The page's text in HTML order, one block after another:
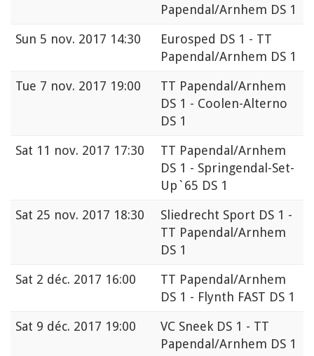
Papendal/Arnhem DS 1
Sun 5 nov. 2017 14:30
Eurosped DS 1 - TT
Papendal/Arnhem DS 1
Tue 7 nov. 2017 19:00
TT Papendal/Arnhem
DS 1 - Coolen-Alterno
DS 1
Sat 11 nov. 2017 17:30
TT Papendal/Arnhem
DS 1 - Springendal-Set-
Up`65 DS 1
Sat 25 nov. 2017 18:30
Sliedrecht Sport DS 1 -
TT Papendal/Arnhem
DS 1
Sat 2 déc. 2017 16:00
TT Papendal/Arnhem
DS 1 - Flynth FAST DS 1
Sat 9 déc. 2017 19:00
VC Sneek DS 1 - TT
Papendal/Arnhem DS 1